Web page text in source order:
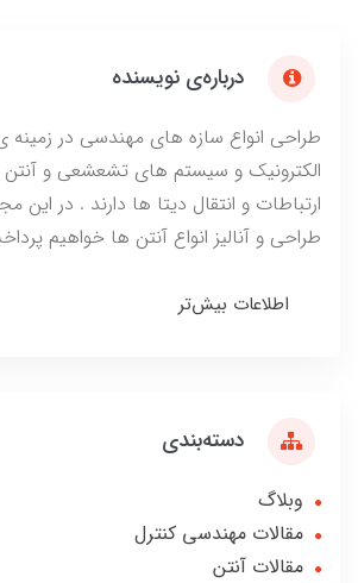
درباره‌ی نویسنده
طراحی انواع سازه های مهندسی در
الکترونیک و سیستم های تشعشعی و
ارتباطات و انتقال دیتا ها دارند . در این
طراحی و آنالیز انواع آنتن ها خواهیم
اطلاعات بیش‌تر
دسته‌بندی
وبلاگ
مقالات مهندسی کنترل
مقالات آنتن